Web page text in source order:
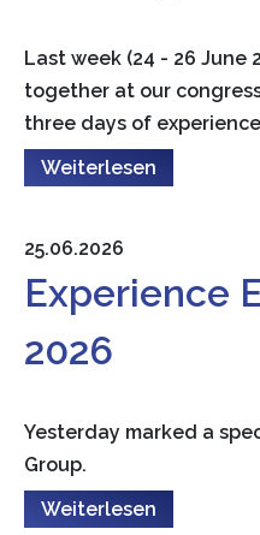
Last week (24 - 26 June
together at our
three days of
Weiterlesen
25.06.2026
Experience
2026
Yesterday marked a
Group.
Weiterlesen